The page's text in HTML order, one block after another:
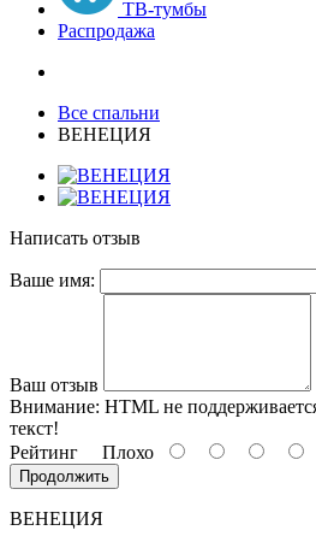
ТВ-тумбы
Распродажа
Все спальни
ВЕНЕЦИЯ
Написать отзыв
Ваше имя:
Ваш отзыв
Внимание: HTML не
текст!
Рейтинг Плохо
Продолжить
ВЕНЕЦИЯ